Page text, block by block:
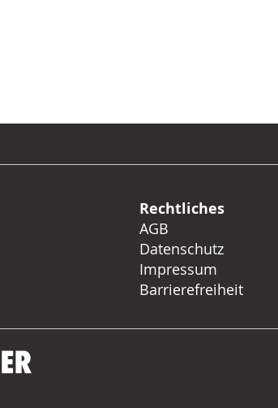
Rechtliches
AGB
Datenschutz
Impressum
Barrierefreiheit